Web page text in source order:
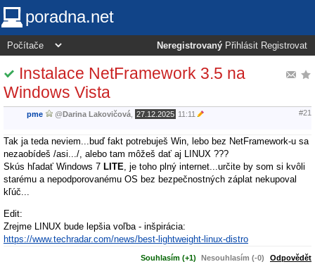
poradna.net
Neregistrovaný Přihlásit Registrovat
Instalace NetFramework 3.5 na
Windows Vista
pme @Darina Lakovičová 27.12.2025 11:11 #21
Tak ja teda neviem...buď fakt potrebuješ Win, lebo bez NetFramework-u sa
nezaobídeš /asi.../, alebo tam môžeš dať aj LINUX ???
Skús hľadať Windows 7 LITE , je toho plný internet...určite by som si kvôli
starému a nepodporovanému OS bez bezpečnostných záplat nekupoval
kľúč...
Edit:
Zrejme LINUX bude lepšia voľba - inšpirácia:
https://www.techradar.com/news/best-lightweight-linux-distro
Souhlasím (+1) Nesouhlasím (-0) Odpovědět